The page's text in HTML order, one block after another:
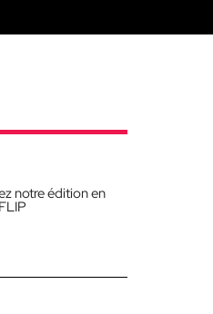
notre édition en